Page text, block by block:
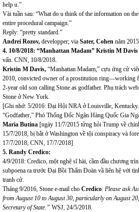
help u.”
Vài tuần sau: “What do u think of the information on
entire procedural campaign.”
Reply: “pretty standard.”
Andrei Rozov, developper; via Sater, Cohen năm 2015.
4. 10/8/2018: “Manhattan Madam” Kristin M Davis
vấn. CNN, 10/8/2018.
Kristin M Davis, “Manhattan Madam,” cựu ứng cử
2010, convicted owner of a prostitution ring—working
2-year old son calling Stone as godfather. Phụ trách
Stone ở New York.
[Ghi nhớ: 5/2016: Đại Hội NRA ở Louisville,
“Godfather,” Phó Thống Đốc Ngân Hàng Quốc Gia
Maria Butina [ngày 11/7/2015 tửng hỏi Trump về
15/7/2018, bị bắt ở Washington về tội conspiracy và
17/7/2018; CNN, 17/7/2018]
5. Randy Credico:
4/9/2018: Credico, một nghệ sĩ hài, cầm đầu chương
subpoena ra trước Đại Bồi Thẩm Đoàn vầ liên hệ với
tranh cử.
Tháng 9/2016, Stone e-mail cho Credico: Please ask
from August 10 to August 30, particularly on August
Secretary of State.” WSJ, 24/5/2018.